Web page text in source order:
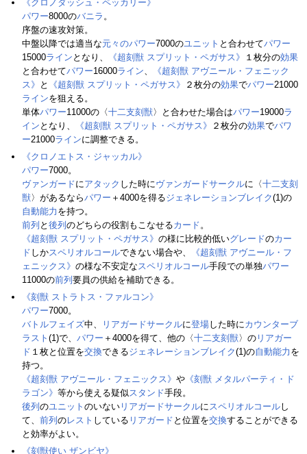
《クロノダッシュ・ペッカリー》
パワー8000のバニラ 。
序盤の速攻対策。
中盤以降では適当な元々のパワー7000のユニット と合わせてパワー
15000ライン となり、 《超刻獣 スプリット・ペガサス》 １枚分の効果
と合わせてパワー16000ライン、
《超刻獣 アヴニール・フェニック
ス》 と 《超刻獣 スプリット・ペガサス》 ２枚分の効果でパワー21000
ラインを狙える。
単体パワー11000の〈十二支刻獣〉と合わせた場合はパワー19000ラ
イン となり、 《超刻獣 スプリット・ペガサス》 ２枚分の効果でパワ
ー21000ラインに調整できる。
《クロノエトス・ジャッカル》
パワー7000。
ヴァンガードにアタック した時にヴァンガードサークルに〈十二支刻
獣〉があるならパワー ＋4000を得るジェネレーションブレイク(1)の
自動能力 を持つ。
前列 と 後列 のどちらの役割もこなせるカード。
《超刻獣 スプリット・ペガサス》 の様に比較的低いグレードのカー
ド しかスペリオルコールできない場合や、
《超刻獣 アヴニール・フ
ェニックス》 の様な不安定なスペリオルコール手段での単独パワー
11000の前列 要員の供給を補助できる。
《刻獣 ストラトス・ファルコン》
パワー7000。
バトルフェイズ中、 リアガードサークルに登場した時にカウンターブ
ラスト (1)で、 パワー ＋4000を得て、他の〈十二支刻獣〉の リアガー
ド １枚と位置を交換できるジェネレーションブレイク(1)の自動能力 を
持つ。
《超刻獣 アヴニール・フェニックス》 や 《刻獣 メタルパーティ・ド
ラゴン》 等から使える疑似スタンド手段。
後列 のユニット のいない リアガードサークルにスペリオルコールし
て、 前列 のレスト している リアガード と位置を交換することができる
と効率がよい。
《刻獣使い ザンビヤ》